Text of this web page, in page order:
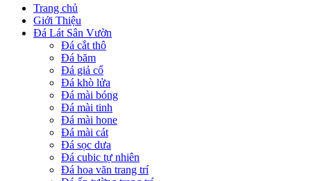
Trang chủ
Giới Thiệu
Đá Lát Sân Vườn
Đá cắt thô
Đá băm
Đá giả cổ
Đá khò lửa
Đá mài bóng
Đá mài tinh
Đá mài hone
Đá mài cát
Đá sọc dưa
Đá cubic tự nhiên
Đá hoa văn trang trí